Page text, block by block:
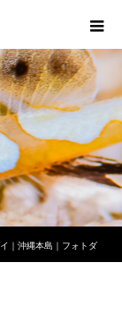
｜沖縄本島｜フォトダ